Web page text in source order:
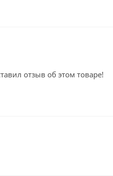
отзыв об этом товаре!